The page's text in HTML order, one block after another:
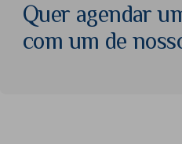
Quer agendar
com um de